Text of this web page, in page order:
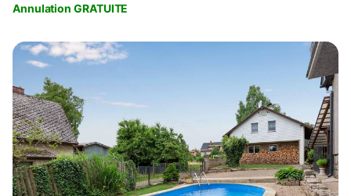
Annulation GRATUITE